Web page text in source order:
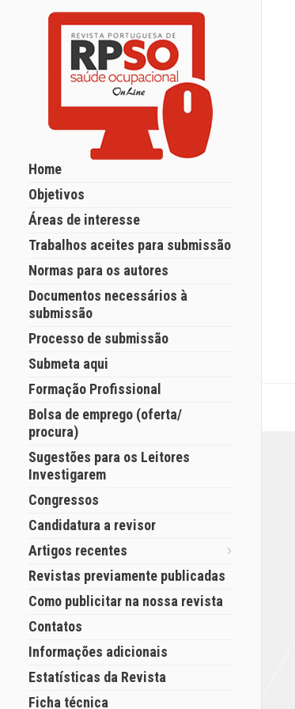
Home
Objetivos
Áreas de interesse
Trabalhos aceites para submissão
Normas para os autores
Documentos necessários à
submissão
Processo de submissão
Submeta aqui
Formação Profissional
Bolsa de emprego (oferta/
procura)
Sugestões para os Leitores
Investigarem
Congressos
Candidatura a revisor
Artigos recentes
Revistas previamente publicadas
Como publicitar na nossa revista
Contatos
Informações adicionais
Estatísticas da Revista
Ficha técnica